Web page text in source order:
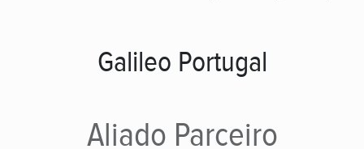
Galileo Portugal
Aliado Parceiro